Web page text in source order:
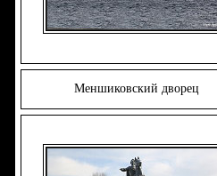
Меншиковский дворец